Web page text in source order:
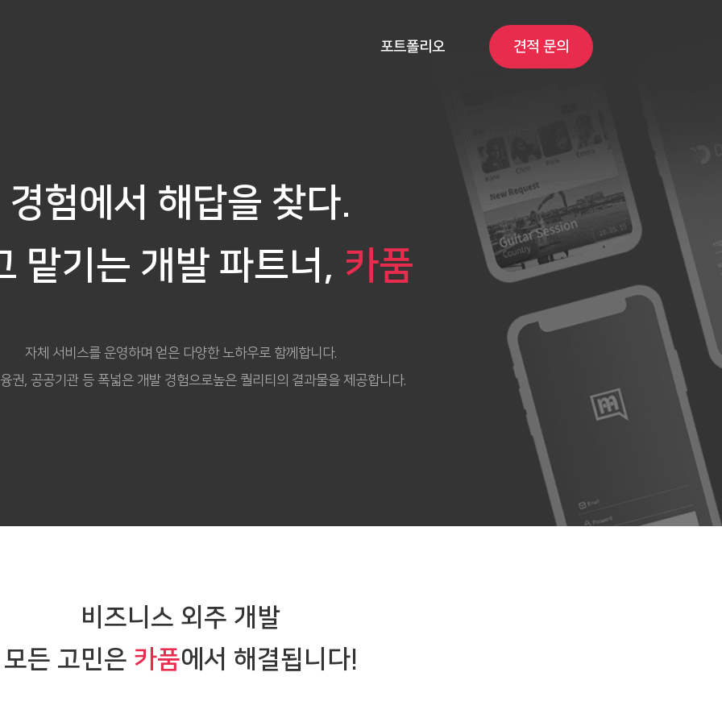
포트폴리오 견적 문의
경험에서 해답을 찾다.
맡기는 개발 파트너, 카품
자체 서비스를 운영하며 얻은 다양한 노하우로 함께합니다.
권, 공공기관 등 폭넓은 개발 경험으로높은 퀄리티의 결과물을 제공합니다.
비즈니스 외주 개발
모든 고민은 카품에서 해결됩니다!